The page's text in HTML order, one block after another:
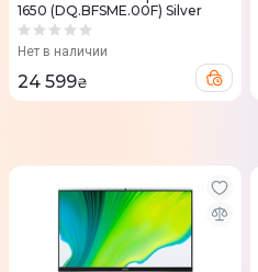
1650 (DQ.BFSME.00F) Silver
Нет в наличии
24 599₴